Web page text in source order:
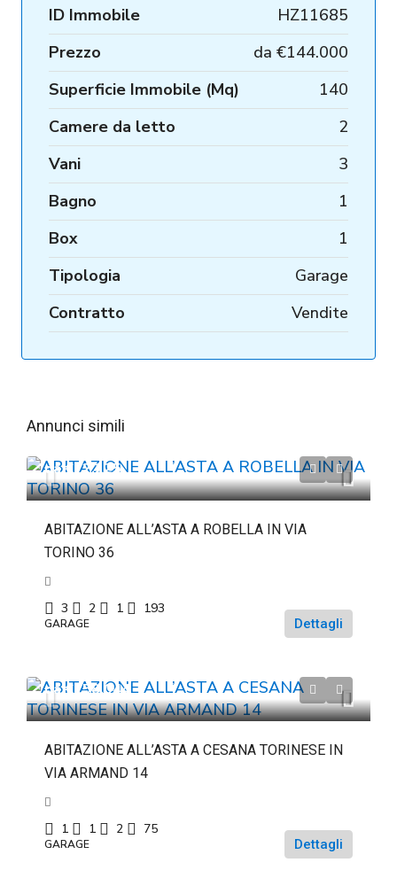
ID Immobile
HZ11685
Prezzo
da €144.000
Superficie Immobile (Mq)
140
Camere da letto
2
Vani
3
Bagno
1
Box
1
Tipologia
Garage
Contratto
Vendite
Annunci simili
da€72.225
ABITAZIONE ALL’ASTA A ROBELLA IN VIA
TORINO 36
3 2 1 193
GARAGE Dettagli
da€158.044
ABITAZIONE ALL’ASTA A CESANA TORINESE IN
VIA ARMAND 14
1 1 2 75
GARAGE Dettagli